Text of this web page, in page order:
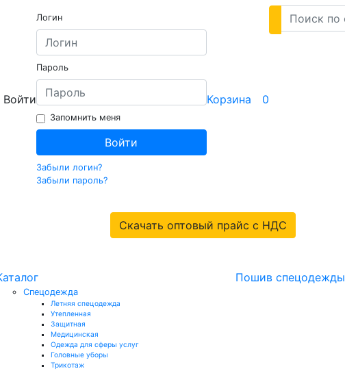
Войти
Логин
Пароль
Запомнить меня
Войти
Забыли логин?
Забыли пароль?
Корзина 0
Скачать оптовый прайс с НДС
Спецодежда
Летняя спецодежда
Утепленная
Защитная
Медицинская
Одежда для сферы услуг
Головные уборы
Трикотаж
Пошив спецодежды